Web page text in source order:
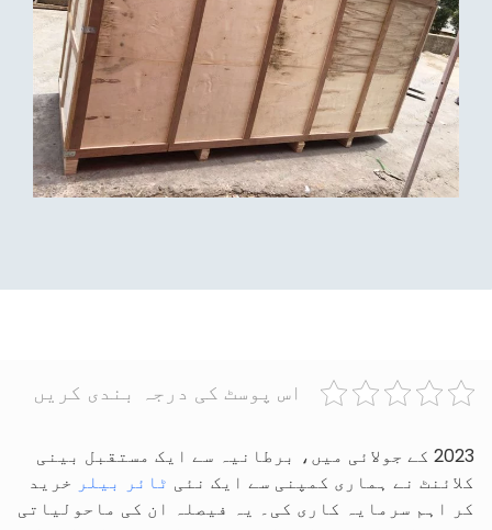
اس پوسٹ کی درجہ بندی کریں
2023 کے جولائی میں، برطانیہ سے ایک مستقبل بینی
کلائنٹ نے ہماری کمپنی سے ایک نئی ٹائر بیلر خرید
کر اہم سرمایہ کاری کی۔ یہ فیصلہ ان کی ماحولیاتی